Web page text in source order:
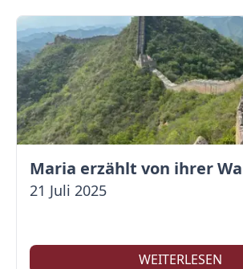
21 Juli 2025
WEITERLESEN